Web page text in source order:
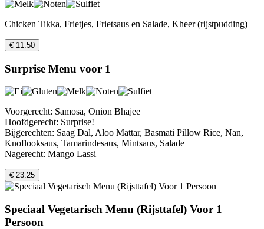
Chicken Tikka, Frietjes, Frietsaus en Salade, Kheer (rijstpudding)
€ 11.50
Surprise Menu voor 1
Voorgerecht: Samosa, Onion Bhajee
Hoofdgerecht: Surprise!
Bijgerechten: Saag Dal, Aloo Mattar, Basmati Pillow Rice, Nan,
Knoflooksaus, Tamarindesaus, Mintsaus, Salade
Nagerecht: Mango Lassi
€ 23.25
Speciaal Vegetarisch Menu (Rijsttafel) Voor 1
Persoon